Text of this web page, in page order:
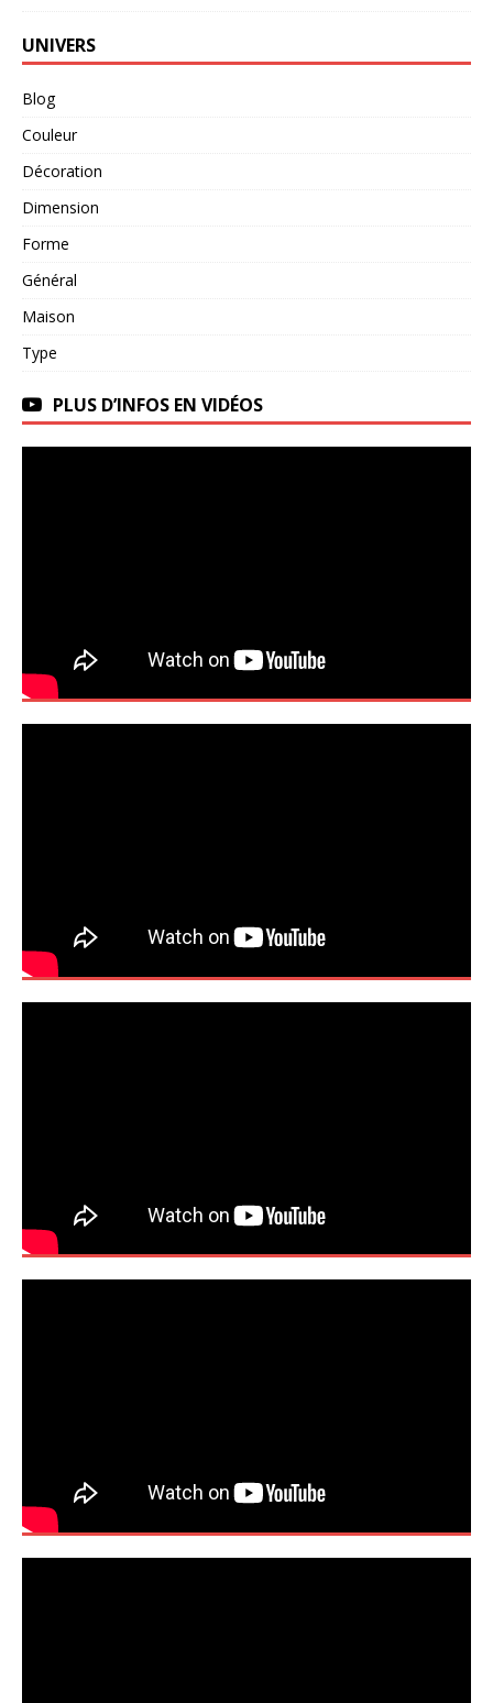
UNIVERS
Blog
Couleur
Décoration
Dimension
Forme
Général
Maison
Type
PLUS D’INFOS EN VIDÉOS